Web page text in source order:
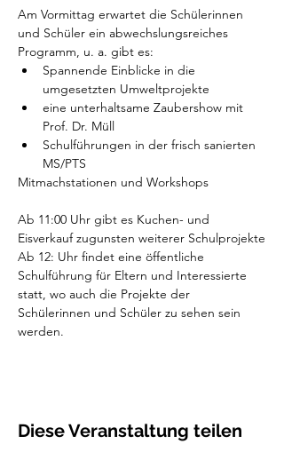
Am Vormittag erwartet die Schülerinnen
und Schüler ein abwechslungsreiches
Programm, u. a. gibt es:
Spannende Einblicke in die
umgesetzten Umweltprojekte
eine unterhaltsame Zaubershow mit
Prof. Dr. Müll
Schulführungen in der frisch sanierten
MS/PTS
Mitmachstationen und Workshops
Ab 11:00 Uhr gibt es Kuchen- und
Eisverkauf zugunsten weiterer Schulprojekte
Ab 12: Uhr findet eine öffentliche
Schulführung für Eltern und Interessierte
statt, wo auch die Projekte der
Schülerinnen und Schüler zu sehen sein
werden.
Diese Veranstaltung teilen